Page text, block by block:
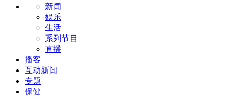
新闻
娱乐
生活
系列节目
直播
播客
互动新闻
专题
保健